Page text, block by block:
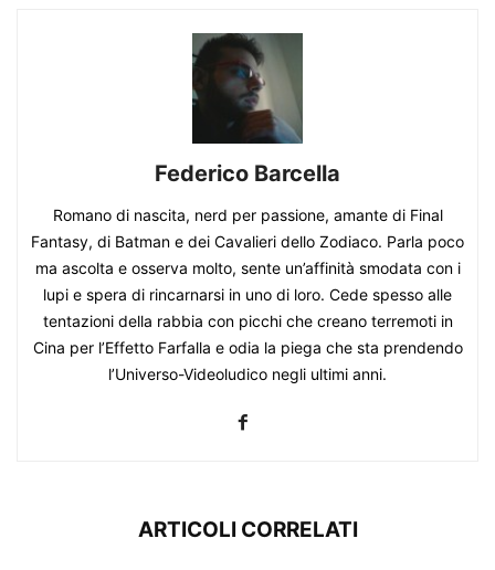
Federico Barcella
Romano di nascita, nerd per passione, amante di Final
Fantasy, di Batman e dei Cavalieri dello Zodiaco. Parla poco
ma ascolta e osserva molto, sente un’affinità smodata con i
lupi e spera di rincarnarsi in uno di loro. Cede spesso alle
tentazioni della rabbia con picchi che creano terremoti in
Cina per l’Effetto Farfalla e odia la piega che sta prendendo
l’Universo-Videoludico negli ultimi anni.
ARTICOLI CORRELATI